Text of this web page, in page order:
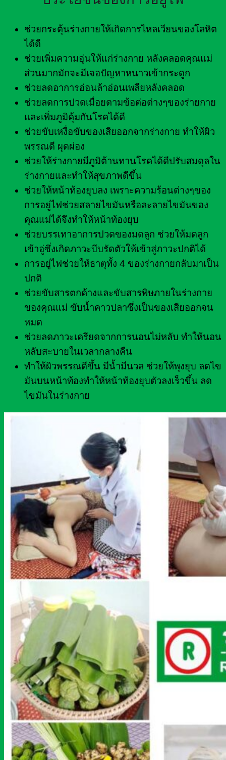
ช่วยกระตุ้นร่างกายให้เกิดการไหลเวียนของโลหิต
ได้ดี
ช่วยเพิ่มความอุ่นให้แก่ร่างกาย หลังคลอดคุณแม่
ส่วนมากมักจะมีเจอปัญหาหนาวเข้ากระดูก
ช่วยลดอาการอ่อนล้าอ่อนเพลียหลังคลอด
ช่วยลดการปวดเมื่อยตามข้อต่อต่างๆของร่ายกาย
และเพิ่มภูมิคุ้มกันโรคได้ดี
ช่วยขับเหงื่อขับของเสียออกจากร่างกาย ทำให้ผิว
พรรณดี ผุดผ่อง
ช่วยให้ร่างกายมีภูมิต้านทานโรคได้ดีปรับสมดุลใน
ร่างกายและทำให้สุขภาพดีขึ้น
ช่วยให้หน้าท้องยุบลง เพราะความร้อนต่างๆของ
การอยู่ไฟช่วยสลายไขมันหรือละลายไขมันของ
คุณแม่ได้จึงทำให้หน้าท้องยุบ
ช่วยบรรเทาอาการปวดของมดลูก ช่วยให้มดลูก
เข้าอู่ซึ่งเกิดภาวะบีบรัดตัวให้เข้าสู่ภาวะปกติได้
การอยู่ไฟช่วยให้ธาตุทั้ง 4 ของร่างกายกลับมาเป็น
ปกติ
ช่วยขับสารตกค้างและขับสารพิษภายในร่างกาย
ของคุณแม่ ขับน้ำคาวปลาซึ่งเป็นของเสียออกจน
หมด
ช่วยลดภาวะเครียดจากการนอนไม่หลับ ทำให้นอน
หลับสะบายในเวลากลางคืน
ทำให้ผิวพรรณดีขึ้น มีน้ำมีนวล ช่วยให้พุงยุบ ลดไข
มันบนหน้าท้องทำให้หน้าท้องยุบตัวลงเร็วขึ้น ลด
ไขมันในร่างกาย